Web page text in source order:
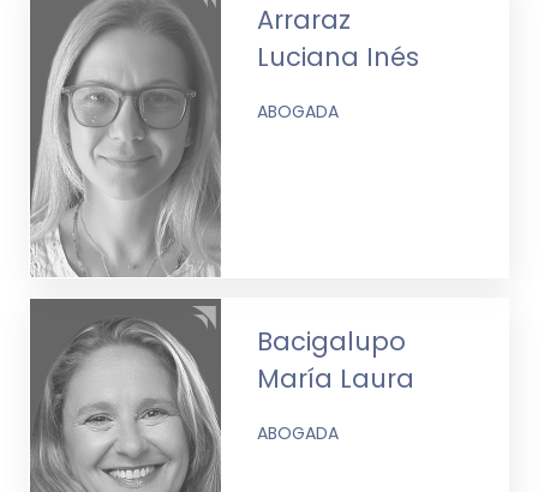
Arraraz
Luciana Inés
ABOGADA
Bacigalupo
María Laura
ABOGADA